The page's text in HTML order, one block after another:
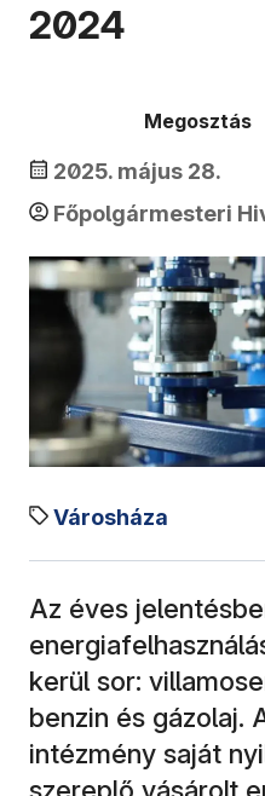
2024
2025. május 28.
Főpolgármesteri
Városháza
Megosztás
Az éves
kerül sor:
benzin és gázolaj.
intézmény saját
szereplő vásárolt